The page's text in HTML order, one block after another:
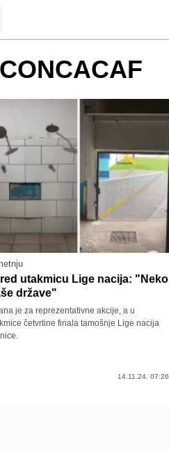
utakmicu Lige nacija: "Neko
države"
je za reprezentativne akcije, a u
četvrtine finala tamošnje Lige nacija
14.11.24. 07:26